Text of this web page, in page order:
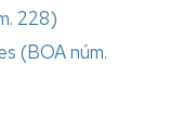
228)
(BOA núm.